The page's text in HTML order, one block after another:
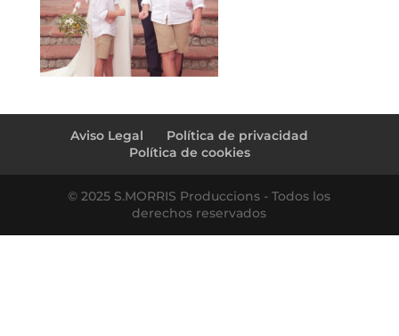
Aviso Legal
Política de privacidad
Política de cookies
© 2025 S.MORRIS Produccions - Todos los
derechos reservados